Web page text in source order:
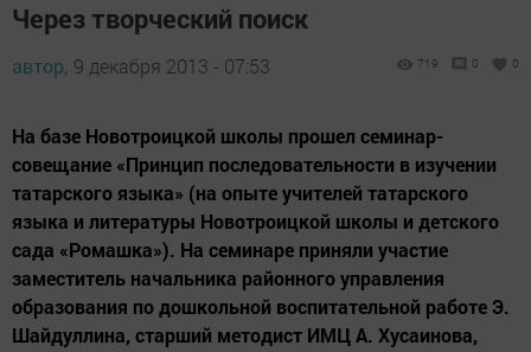
Через творческий поиск
автор, 9 декабря 2013 - 07:53 719 0 0
На базе Новотроицкой школы прошел семинар-
совещание «Принцип последовательности в изучении
татарского языка» (на опыте учителей татарского
языка и литературы Новотроицкой школы и детского
сада «Ромашка»). На семинаре приняли участие
заместитель начальника районного управления
образования по дошкольной воспитательной работе Э.
Шайдуллина, старший методист ИМЦ А. Хусаинова,